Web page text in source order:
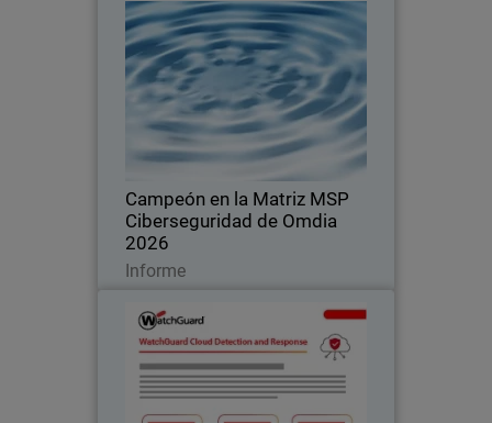
Campeón en la Matriz MSP
Ciberseguridad de Omdia
2026
Informe
Campeón en la Matriz MSP
Ciberseguridad de Omdia 2026
Reconocidos por su liderazgo,
innovación y por definir el estándar en el
mercado global de ciberseguridad para
proveedores de servicios gestionados
(MSP).
WatchGuard Cloud Detection
and Response
Detenga el riesgo en la nube desde su
origen, antes de que se convierta en un